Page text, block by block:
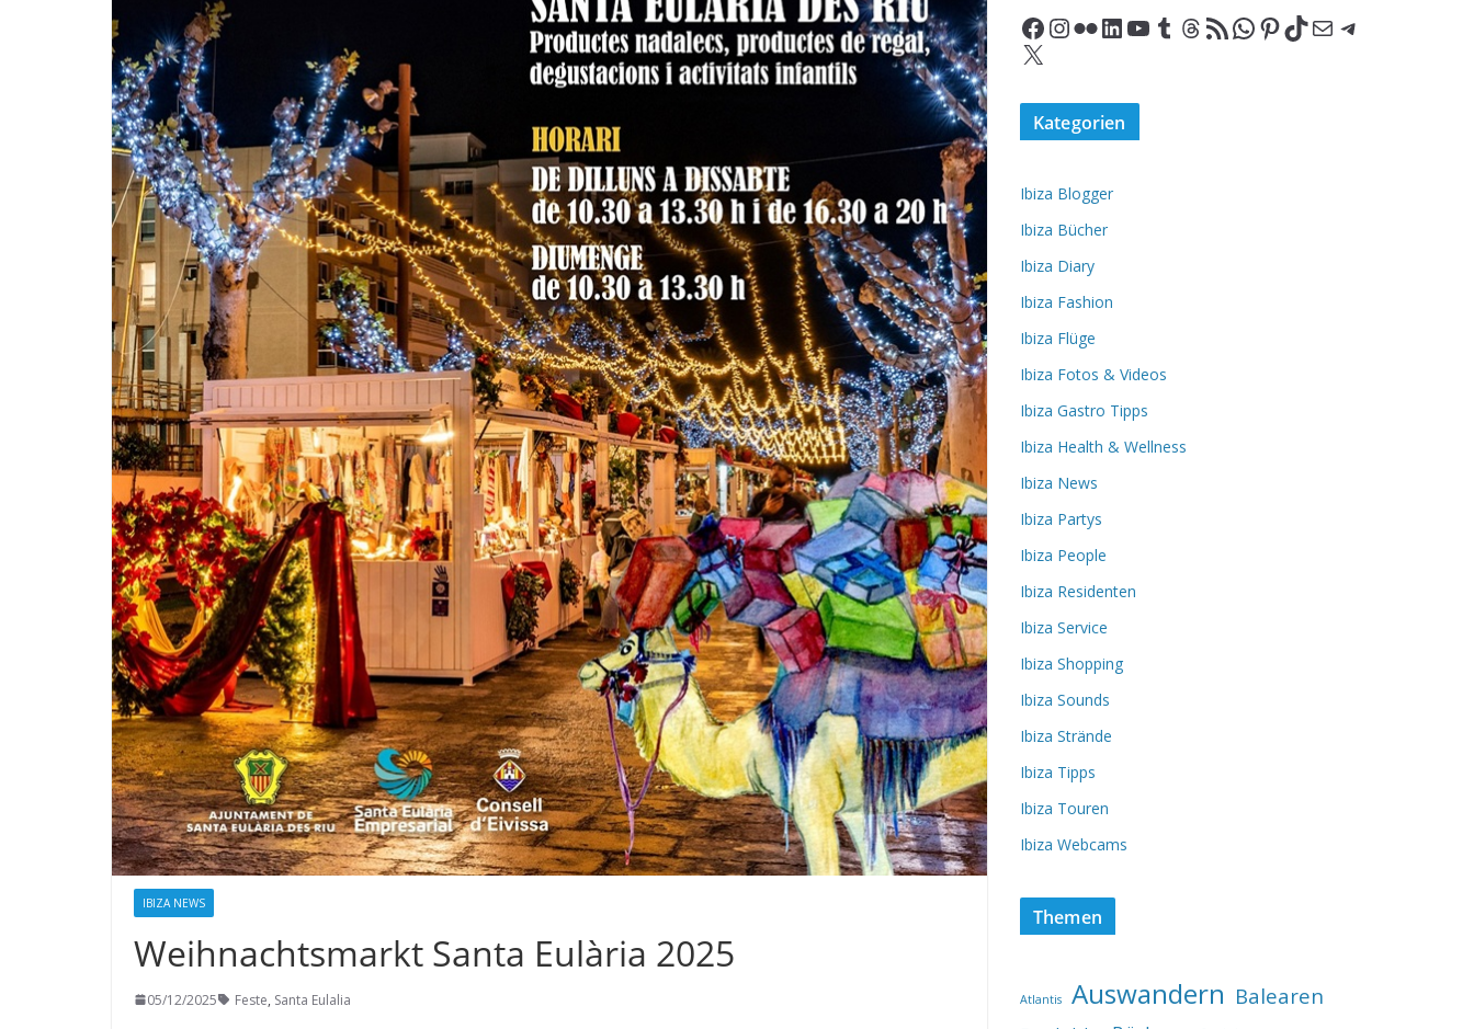
IBIZA NEWS
Weihnachtsmarkt Santa Eulària 2025
05/12/2025 Feste, Santa Eulalia
Facebook InstagramFlickr LinkedIn YouTube Tumblr Threads RSS-Feed WhatsApp Pinterest TikTok E-Mail Telegram
X
Kategorien
Ibiza Blogger
Ibiza Bücher
Ibiza Diary
Ibiza Fashion
Ibiza Flüge
Ibiza Fotos & Videos
Ibiza Gastro Tipps
Ibiza Health & Wellness
Ibiza News
Ibiza Partys
Ibiza People
Ibiza Residenten
Ibiza Service
Ibiza Shopping
Ibiza Sounds
Ibiza Strände
Ibiza Tipps
Ibiza Touren
Ibiza Webcams
Themen
Atlantis Auswandern Balearen